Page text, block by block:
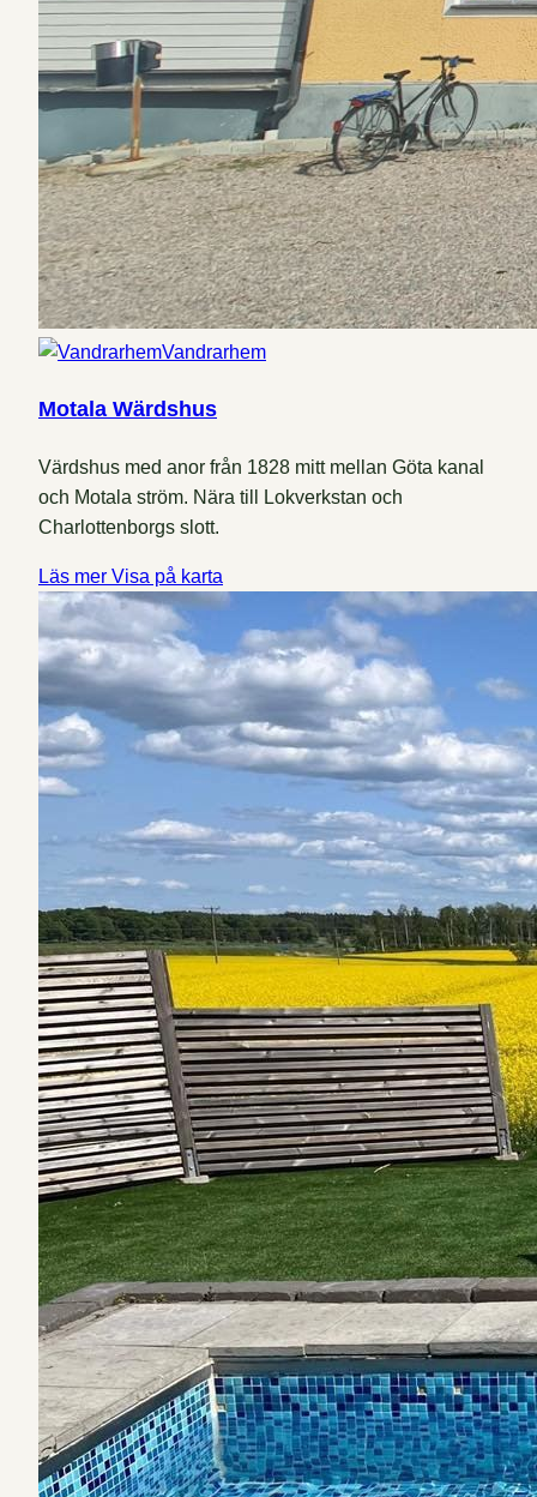
Vandrarhem
Motala Wärdshus
Värdshus med anor från 1828 mitt mellan Göta kanal
och Motala ström. Nära till Lokverkstan och
Charlottenborgs slott.
Läs mer Visa på karta